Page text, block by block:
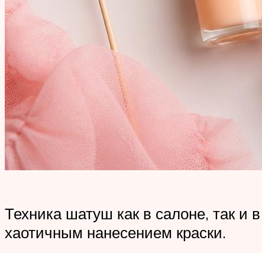
Техника шатуш как в салоне, так
хаотичным нанесением краски.